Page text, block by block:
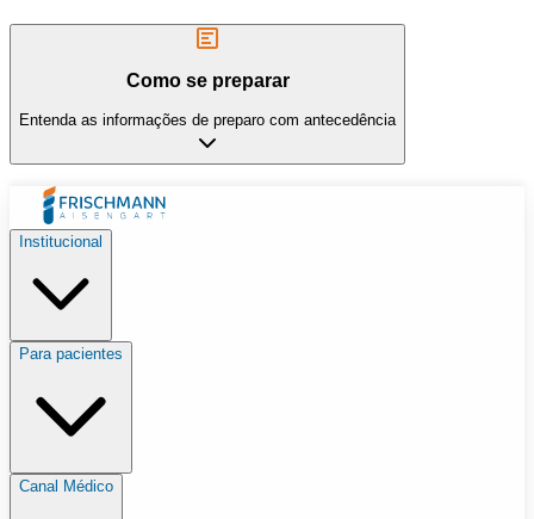
Como se preparar
Entenda as informações de preparo com antecedência
Institucional
Para pacientes
Canal Médico